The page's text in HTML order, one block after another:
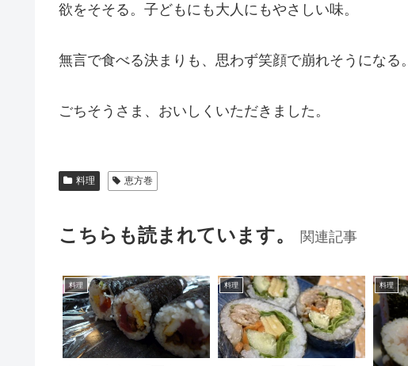
欲をそそる。子どもにも大人にもやさしい味。
無言で食べる決まりも、思わず笑顔で崩れそうになる。
ごちそうさま、おいしくいただきました。
料理 恵方巻
こちらも読まれています。 関連記事
料理 料理 料理